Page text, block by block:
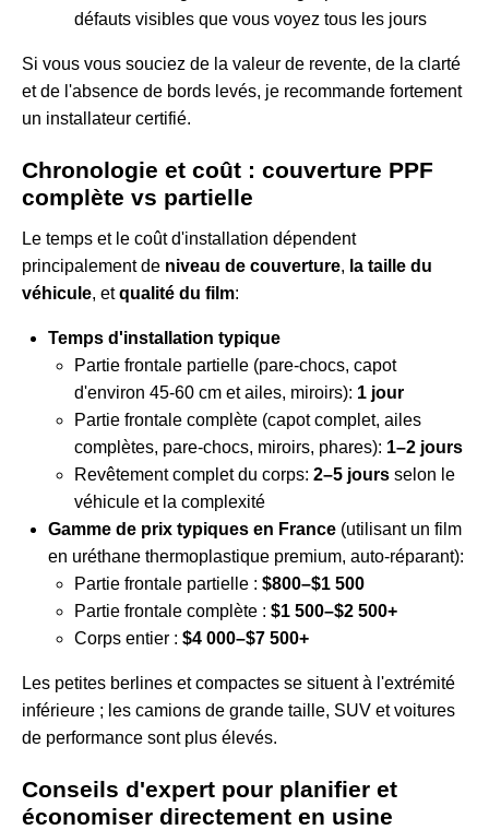
défauts visibles que vous voyez tous les jours
Si vous vous souciez de la valeur de revente, de la clarté
et de l'absence de bords levés, je recommande fortement
un installateur certifié.
Chronologie et coût : couverture PPF
complète vs partielle
Le temps et le coût d'installation dépendent
principalement de niveau de couverture, la taille du
véhicule, etqualité du film:
Temps d'installation typique
Partie frontale partielle (pare-chocs, capot
d'environ 45-60 cm et ailes, miroirs): 1 jour
Partie frontale complète (capot complet, ailes
complètes, pare-chocs, miroirs, phares): 1–2 jours
Revêtement complet du corps: 2–5 jours selon le
véhicule et la complexité
Gamme de prix typiques en France (utilisant un film
en uréthane thermoplastique premium, auto-réparant):
Partie frontale partielle : $800–$1 500
Partie frontale complète : $1 500–$2 500+
Corps entier : $4 000–$7 500+
Les petites berlines et compactes se situent à l'extrémité
inférieure ; les camions de grande taille, SUV et voitures
de performance sont plus élevés.
Conseils d'expert pour planifier et
économiser directement en usine